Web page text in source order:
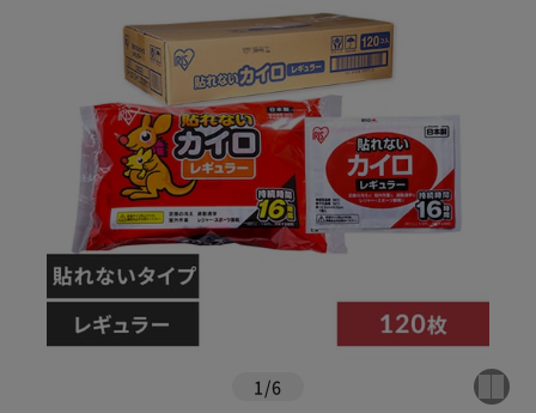
1 /6
※ご確認ください
カートに入れる 購入手続きへ